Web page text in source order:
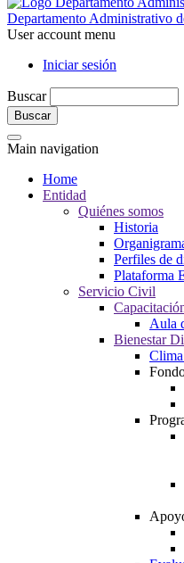
Departamento Administrativo
User account menu
Iniciar sesión
Buscar
Main navigation
Home
Entidad
Quiénes somos
Historia
Perfiles de
Plataforma
Servicio Civil
Aula
Bienestar